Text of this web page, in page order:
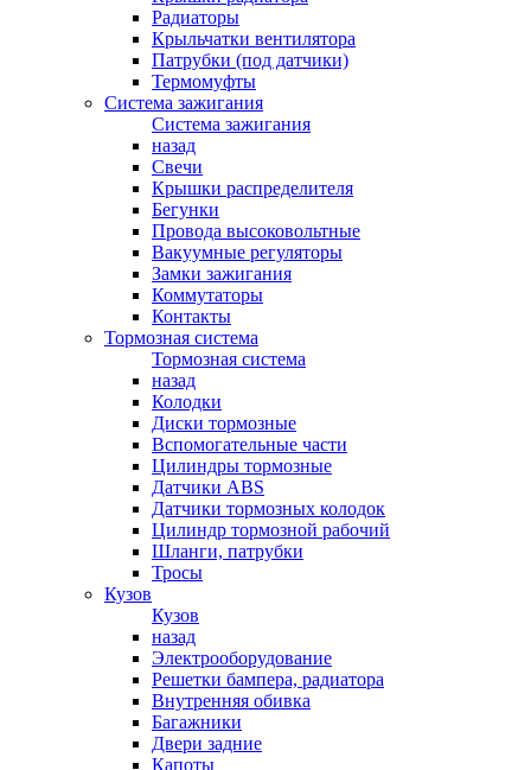
Радиаторы
Крыльчатки вентилятора
Патрубки (под датчики)
Термомуфты
Система зажигания
Система зажигания
назад
Свечи
Крышки распределителя
Бегунки
Провода высоковольтные
Вакуумные регуляторы
Замки зажигания
Коммутаторы
Контакты
Тормозная система
Тормозная система
назад
Колодки
Диски тормозные
Вспомогательные части
Цилиндры тормозные
Датчики ABS
Датчики тормозных колодок
Цилиндр тормозной рабочий
Шланги, патрубки
Тросы
Кузов
Кузов
назад
Электрооборудование
Решетки бампера, радиатора
Внутренняя обивка
Багажники
Двери задние
Капоты